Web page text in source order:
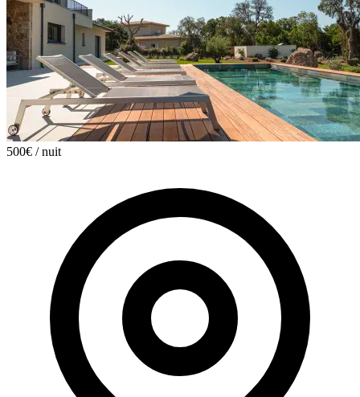
500€ / nuit